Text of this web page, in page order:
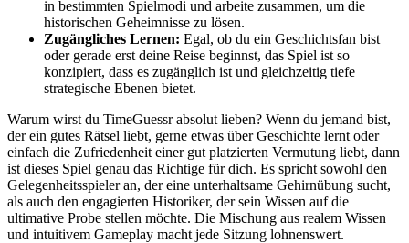
in bestimmten Spielmodi und arbeite zusammen, um die
historischen Geheimnisse zu lösen.
Zugängliches Lernen: Egal, ob du ein Geschichtsfan bist
oder gerade erst deine Reise beginnst, das Spiel ist so
konzipiert, dass es zugänglich ist und gleichzeitig tiefe
strategische Ebenen bietet.
Warum wirst du TimeGuessr absolut lieben? Wenn du jemand bist,
der ein gutes Rätsel liebt, gerne etwas über Geschichte lernt oder
einfach die Zufriedenheit einer gut platzierten Vermutung liebt, dann
ist dieses Spiel genau das Richtige für dich. Es spricht sowohl den
Gelegenheitsspieler an, der eine unterhaltsame Gehirnübung sucht,
als auch den engagierten Historiker, der sein Wissen auf die
ultimative Probe stellen möchte. Die Mischung aus realem Wissen
und intuitivem Gameplay macht jede Sitzung lohnenswert.